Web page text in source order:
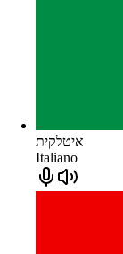
איטלקית
Italiano